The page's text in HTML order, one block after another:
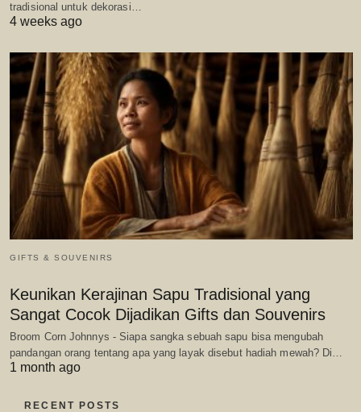
tradisional untuk dekorasi…
4 weeks ago
GIFTS & SOUVENIRS
Keunikan Kerajinan Sapu Tradisional yang
Sangat Cocok Dijadikan Gifts dan Souvenirs
Broom Corn Johnnys - Siapa sangka sebuah sapu bisa mengubah
pandangan orang tentang apa yang layak disebut hadiah mewah? Di…
1 month ago
RECENT POSTS